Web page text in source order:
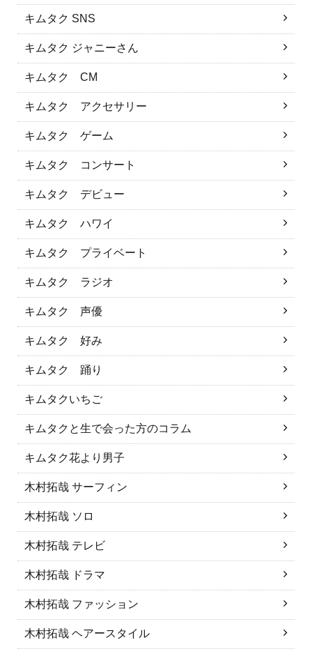
キムタク SNS
キムタク ジャニーさん
キムタク CM
キムタク アクセサリー
キムタク ゲーム
キムタク コンサート
キムタク デビュー
キムタク ハワイ
キムタク プライベート
キムタク ラジオ
キムタク 声優
キムタク 好み
キムタク 踊り
キムタクいちご
キムタクと生で会った方のコラム
キムタク花より男子
木村拓哉 サーフィン
木村拓哉 ソロ
木村拓哉 テレビ
木村拓哉 ドラマ
木村拓哉 ファッション
木村拓哉 ヘアースタイル